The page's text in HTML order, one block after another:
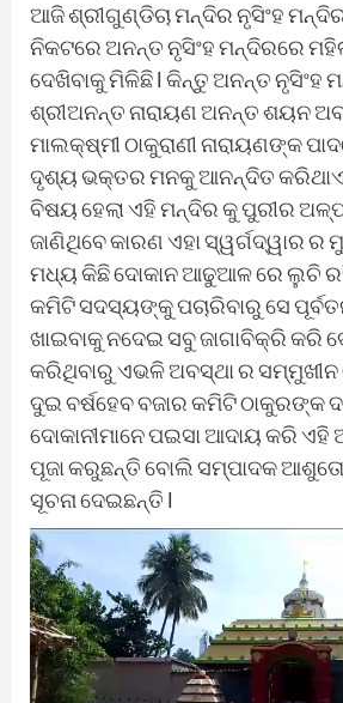
ଆଜି ଶ୍ରୀଗୁଣ୍ଡିଚା ମନ୍ଦିର ନୃସିଂହ
ନିକଟରେ ଅନନ୍ତ ନୃସିଂହ ମନ୍ଦିରରେ
ଦେଖିବାକୁ ମିଳିଛି l କିନ୍ତୁ ଅନନ୍ତ ନୃସିଂହ
ଶ୍ରୀଅନନ୍ତ ନାରାୟଣ ଅନନ୍ତ ଶୟନ
ମାଲକ୍ଷ୍ମୀ ଠାକୁରାଣୀ ନାରାୟଣଙ୍କ
ଦୃଶ୍ୟ ଭକ୍ତର ମନକୁ ଆନନ୍ଦିତ
ବିଷୟ ହେଲା ଏହି ମନ୍ଦିର କୁ ପୁରୀର
ଜାଣିଥିବେ କାରଣ ଏହା ସ୍ୱର୍ଗଦ୍ୱାର ର
ମଧ୍ୟ କିଛି ଦୋକାନ ଆଢୁଆଳ ରେ ଲୁଚି
କମିଟି ସଦସ୍ୟଙ୍କୁ ପଚାରିବାରୁ ସେ
ଖାଇବାକୁ ନଦେଇ ସବୁ ଜାଗାବିକ୍ରି କରି
କରିଥିବାରୁ ଏଭଳି ଅବସ୍ଥା ର ସମ୍ମୁଖୀନ
ଦୁଇ ବର୍ଷହେବ ବଜାର କମିଟି ଠାକୁରଙ୍କ
ଦୋକାନୀମାନେ ପଇସା ଆଦାୟ କରି ଏହି
ପୂଜା କରୁଛନ୍ତି ବୋଲି ସମ୍ପାଦକ
ସୂଚନା ଦେଇଛନ୍ତି l